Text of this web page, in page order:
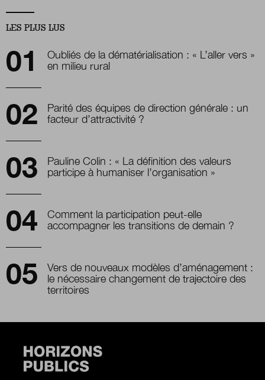
LES PLUS LUS
Oubliés de la dématérialisation : « L’aller vers »
en milieu rural
Parité des équipes de direction générale : un
facteur d’attractivité ?
Pauline Colin : « La définition des valeurs
participe à humaniser l’organisation »
Comment la participation peut-elle
accompagner les transitions de demain ?
Vers de nouveaux modèles d’aménagement :
le nécessaire changement de trajectoire des
territoires